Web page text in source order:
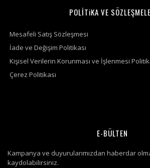
POLİTiKA VE
Mesafeli Satış Sözleşmesi
İade ve Değişim Politikası
Kişisel Verilerin Korunması ve İşlenmesi
Çerez Politikası
E-BÜLTEN
Kampanya ve duyurularımızdan haberdar
kaydolabilirsiniz.